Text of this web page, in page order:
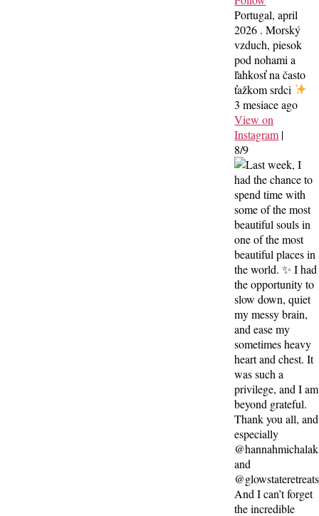
Portugal, april
2026 . Morský
vzduch, piesok
pod nohami a
ľahkosť na často
ťažkom srdci
3 mesiace ago
View on
Instagram |
8/9